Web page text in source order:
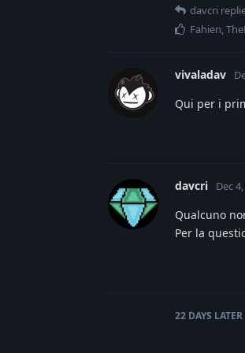
davcri
Fahien,
vivaladav
Qui per i
davcri Dec
Qualcuno
Per la
22 DAYS LATER